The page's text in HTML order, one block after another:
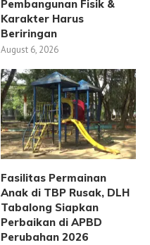
Pembangunan Fisik &
Karakter Harus
Beriringan
August 6, 2026
Fasilitas Permainan
Anak di TBP Rusak, DLH
Tabalong Siapkan
Perbaikan di APBD
Perubahan 2026